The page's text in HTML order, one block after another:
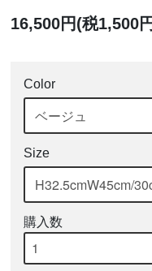
16,500円(税1,500
Color
Size
購入数